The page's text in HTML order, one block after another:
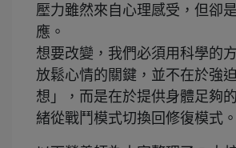
壓力雖然來自心理感受，但卻
應。
想要改變，我們必須用科學的
放鬆心情的關鍵，並不在於強
想」，而是在於提供身體足夠
緒從戰鬥模式切換回修復模式。